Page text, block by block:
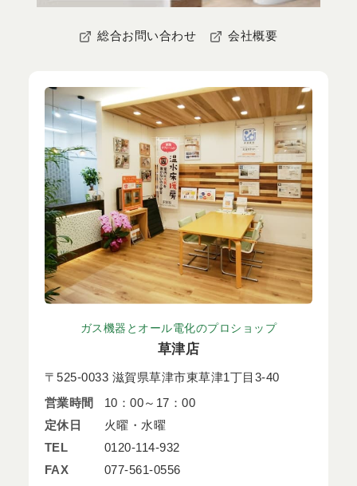
総合お問い合わせ 会社概要
ガス機器とオール電化のプロショップ
草津店
〒525-0033 滋賀県草津市東草津1丁目3-40
営業時間
10：00～17：00
定休日
火曜・水曜
TEL
0120-114-932
FAX
077-561-0556